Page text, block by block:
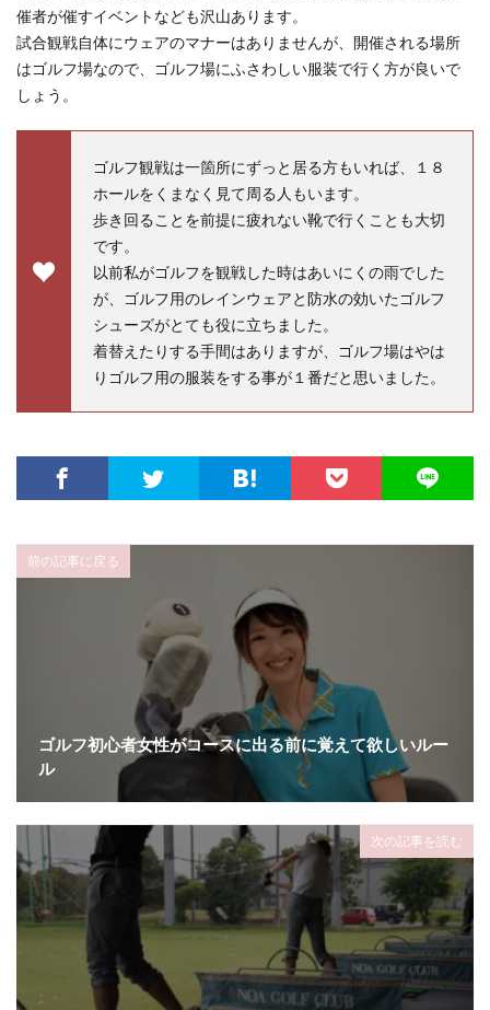
催者が催すイベントなども沢山あります。
試合観戦自体にウェアのマナーはありませんが、開催される場所
はゴルフ場なので、ゴルフ場にふさわしい服装で行く方が良いで
しょう。
ゴルフ観戦は一箇所にずっと居る方もいれば、１８
ホールをくまなく見て周る人もいます。
歩き回ることを前提に疲れない靴で行くことも大切
です。
以前私がゴルフを観戦した時はあいにくの雨でした
が、ゴルフ用のレインウェアと防水の効いたゴルフ
シューズがとても役に立ちました。
着替えたりする手間はありますが、ゴルフ場はやは
りゴルフ用の服装をする事が１番だと思いました。
前の記事に戻る
ゴルフ初心者女性がコースに出る前に覚えて欲しいルー
ル
次の記事を読む